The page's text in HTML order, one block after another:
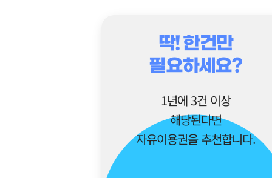
딱! 한건만
필요하세요?
1년에 3건 이상
해당된다면
자유이용권을 추천합니다.